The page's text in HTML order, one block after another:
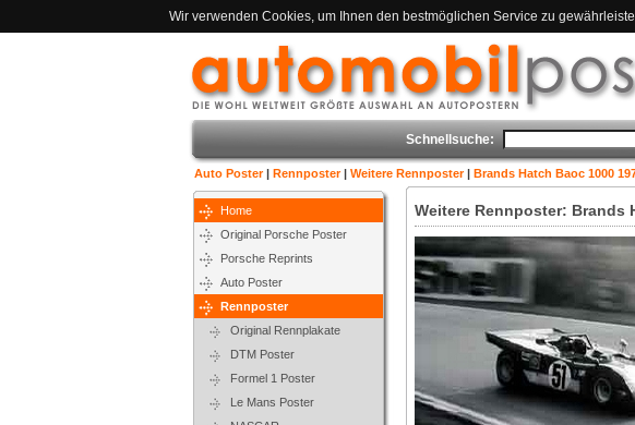
Wir verwenden Cookies, um Ihnen den bestmöglichen Service zu
Schnellsuche:
Auto Poster| Rennposter| Weitere Rennposter| Brands Hatch Baoc 1000
Home
Original Porsche Poster
Porsche Reprints
Auto Poster
Rennposter
Original Rennplakate
DTM Poster
Formel 1 Poster
Le Mans Poster
Weitere Rennposter: Brands